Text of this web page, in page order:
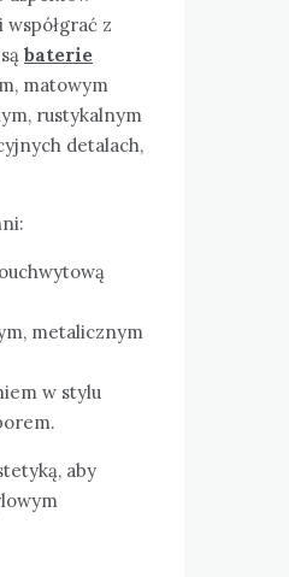
z
baterie
matowym
rustykalnym
detalach,
metalicznym
w stylu
aby